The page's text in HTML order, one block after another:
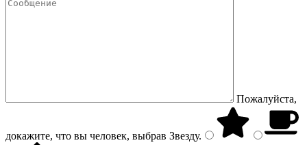
Пожалуйста,
докажите, что вы человек, выбрав Звезду.